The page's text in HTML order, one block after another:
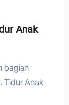
Anak
Tidur Anak